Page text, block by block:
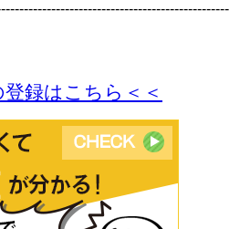
登録はこちら＜＜